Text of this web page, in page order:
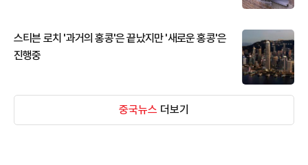
스티븐 로치 '과거의 홍콩'은 끝났지만 '새로운 홍콩'은
진행중
중국뉴스 더보기